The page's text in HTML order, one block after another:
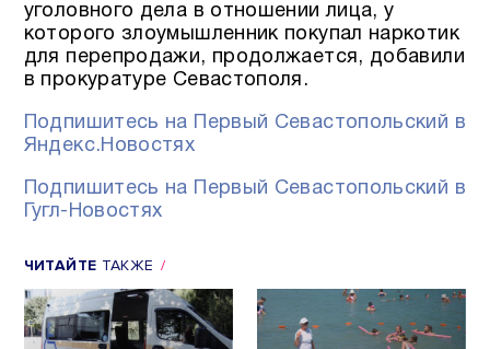
уголовного дела в отношении лица, у
которого злоумышленник покупал наркотик
для перепродажи, продолжается, добавили
в прокуратуре Севастополя.
Подпишитесь на Первый Севастопольский в
Яндекс.Новостях
Подпишитесь на Первый Севастопольский в
Гугл-Новостях
ЧИТАЙТЕ ТАКЖЕ